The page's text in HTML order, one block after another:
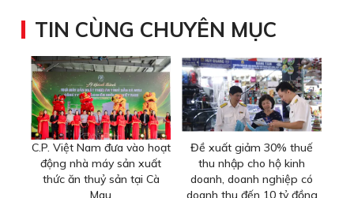
TIN CÙNG CHUYÊN MỤC
C.P. Việt Nam đưa vào hoạt
động nhà máy sản xuất
thức ăn thuỷ sản tại Cà
Mau
Đề xuất giảm 30% thuế
thu nhập cho hộ kinh
doanh, doanh nghiệp có
doanh thu đến 10 tỷ đồng